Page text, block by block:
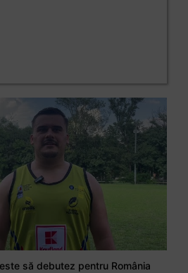
să debutez pentru România